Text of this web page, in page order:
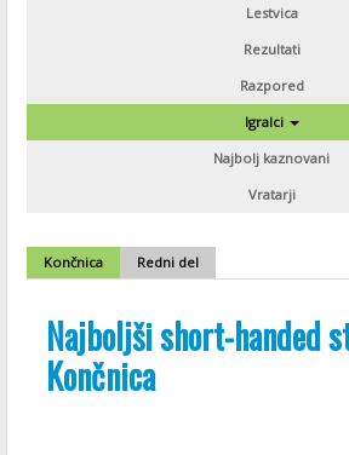
Lestvica
Rezultati
Razpored
Igralci
Najbolj kaznovani
Vratarji
Končnica Redni del
Najboljši short-handed
Končnica